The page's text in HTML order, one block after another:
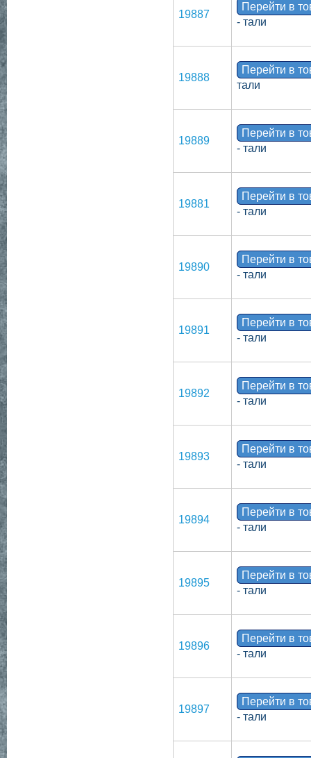
19887
Перейти в
- тали
19888
Перейти в
тали
19889
Перейти в
- тали
19881
Перейти в
- тали
19890
Перейти в
- тали
19891
Перейти в
- тали
19892
Перейти в
- тали
19893
Перейти в
- тали
19894
Перейти в
- тали
19895
Перейти в
- тали
19896
Перейти в
- тали
19897
Перейти в
- тали